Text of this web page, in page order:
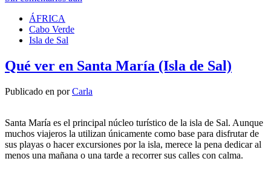
ÁFRICA
Cabo Verde
Isla de Sal
Qué ver en Santa María (Isla de Sal)
Publicado en porCarla
Santa María es el principal núcleo turístico de la isla de Sal. Aunque
muchos viajeros la utilizan únicamente como base para disfrutar de
sus playas o hacer excursiones por la isla, merece la pena dedicar al
menos una mañana o una tarde a recorrer sus calles con calma.